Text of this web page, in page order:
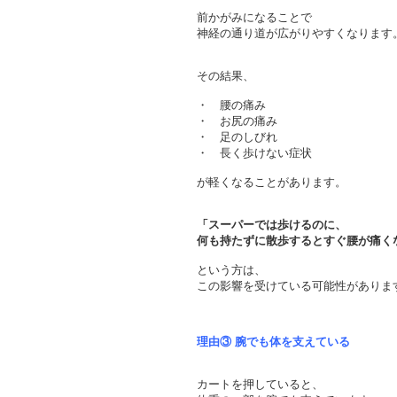
前かがみになることで
神経の通り道が広がりやすくなります。
その結果、
・ 腰の痛み
・ お尻の痛み
・ 足のしびれ
・ 長く歩けない症状
が軽くなることがあります。
「スーパーでは歩けるのに、
何も持たずに散歩するとすぐ腰が痛く
という方は、
この影響を受けている可能性がありま
理由③ 腕でも体を支えている
カートを押していると、